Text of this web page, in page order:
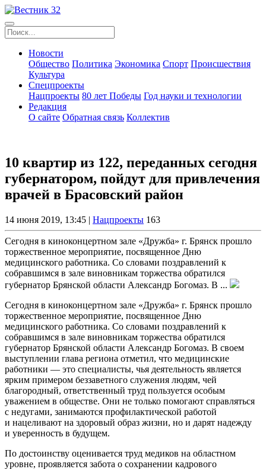
Новости
Общество Политика Экономика Спорт Происшествия
Культура
Спецпроекты
Нацпроекты 80 лет Победы Год науки и технологии
Редакция
О сайте Обратная связь Коллектив
10 квартир из 122, переданных сегодня
губернатором, пойдут для привлечения
врачей в Брасовский район
14 июня 2019, 13:45 | Нацпроекты 163
Сегодня в киноконцертном зале «Дружба» г. Брянск прошло
торжественное мероприятие, посвященное Дню
медицинского работника. Со словами поздравлений к
собравшимся в зале виновникам торжества обратился
губернатор Брянской области Александр Богомаз. В ...
Сегодня в киноконцертном зале «Дружба» г. Брянск прошло
торжественное мероприятие, посвященное Дню
медицинского работника. Со словами поздравлений к
собравшимся в зале виновникам торжества обратился
губернатор Брянской области Александр Богомаз. В своем
выступлении глава региона отметил, что медицинские
работники — это специалисты, чья деятельность является
ярким примером беззаветного служения людям, чей
благородный, ответственный труд пользуется особым
уважением в обществе. Они не только помогают справляться
с недугами, занимаются профилактической работой
и нацеливают на здоровый образ жизни, но и дарят надежду
и уверенность в будущем.
По достоинству оценивается труд медиков на областном
уровне, проявляется забота о сохранении кадрового